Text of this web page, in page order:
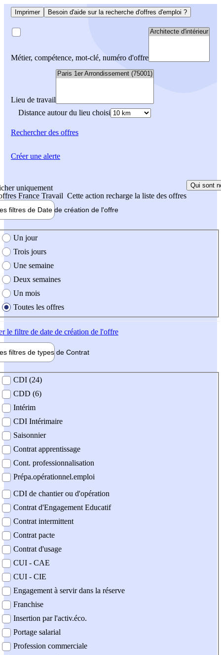
Imprimer Besoin d'aide sur la recherche d'offres d'emploi ?
Métier, compétence, mot-clé, numéro d'offre
Lieu de travail
Distance autour du lieu choisi
Rechercherdes offres
uniquement
France Travail Cette action recharge la liste des offres
Qui sont
filtres de Date de création de l'offre
création de l'offre
Un jour
Trois jours
Une semaine
Deux semaines
Un mois
Toutes les offres
le filtre de date de création de l'offre
filtres de types de Contrat
contrat
CDI (24)
CDD (6)
Intérim
CDI Intérimaire
Saisonnier
Contrat apprentissage
Cont. professionnalisation
Prépa.opérationnel.emploi
CDI de chantier ou d'opération
Contrat d'Engagement Educatif
Contrat intermittent
Contrat pacte
Contrat d'usage
CUI - CAE
CUI - CIE
Engagement à servir dans la réserve
Franchise
Insertion par l'activ.éco.
Portage salarial
Profession commerciale
Créer une alerte